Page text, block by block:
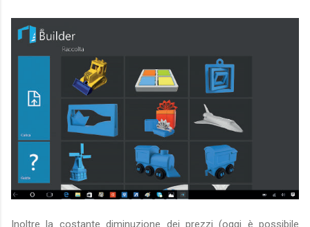
Inoltre la costante diminuzione dei prezzi (oggi è possibile